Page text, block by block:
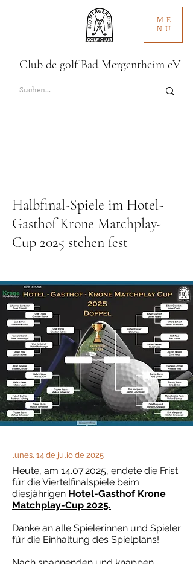
ME
NU
Club de golf Bad Mergentheim eV
Halbfinal-Spiele im Hotel-
Gasthof Krone Matchplay-
Cup 2025 stehen fest
lunes, 14 de julio de 2025
Heute, am 14.07.2025, endete die Frist
für die Viertelfinalspiele beim
diesjährigen Hotel-Gasthof Krone
Matchplay-Cup 2025.
Danke an alle Spielerinnen und Spieler
für die Einhaltung des Spielplans!